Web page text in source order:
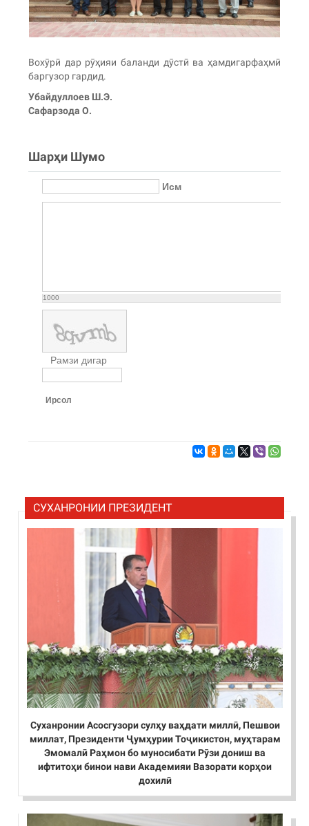
Вохӯрӣ дар рӯҳияи баланди дӯстӣ ва ҳамдигарфаҳмӣ
баргузор гардид.
Убайдуллоев Ш.Э.
Сафарзода О.
Шарҳи Шумо
Исм
1000
Рамзи дигар
Ирсол
СУХАНРОНИИ ПРЕЗИДЕНТ
Суханронии Асосгузори сулҳу ваҳдати миллӣ, Пешвои
миллат, Президенти Ҷумҳурии Тоҷикистон, муҳтарам
Эмомалӣ Раҳмон бо муносибати Рӯзи дониш ва
ифтитоҳи бинои нави Академияи Вазорати корҳои
дохилӣ